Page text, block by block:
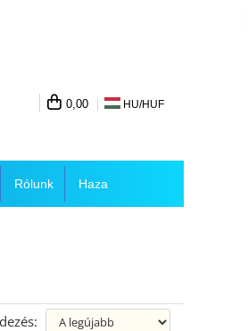
0,00 HU/HUF
Rólunk Haza